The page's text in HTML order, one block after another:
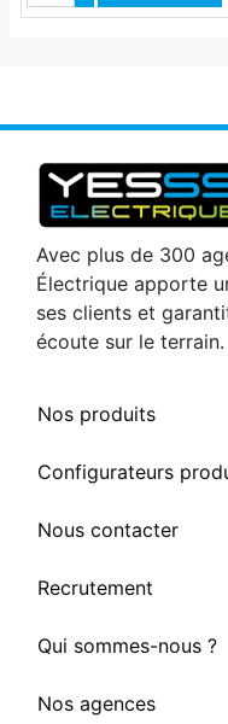
Avec plus de 300
Électrique apporte
ses clients et
écoute sur le terrain.
Nos produits
Configurateurs
Nous contacter
Recrutement
Qui sommes-nous ?
Nos agences